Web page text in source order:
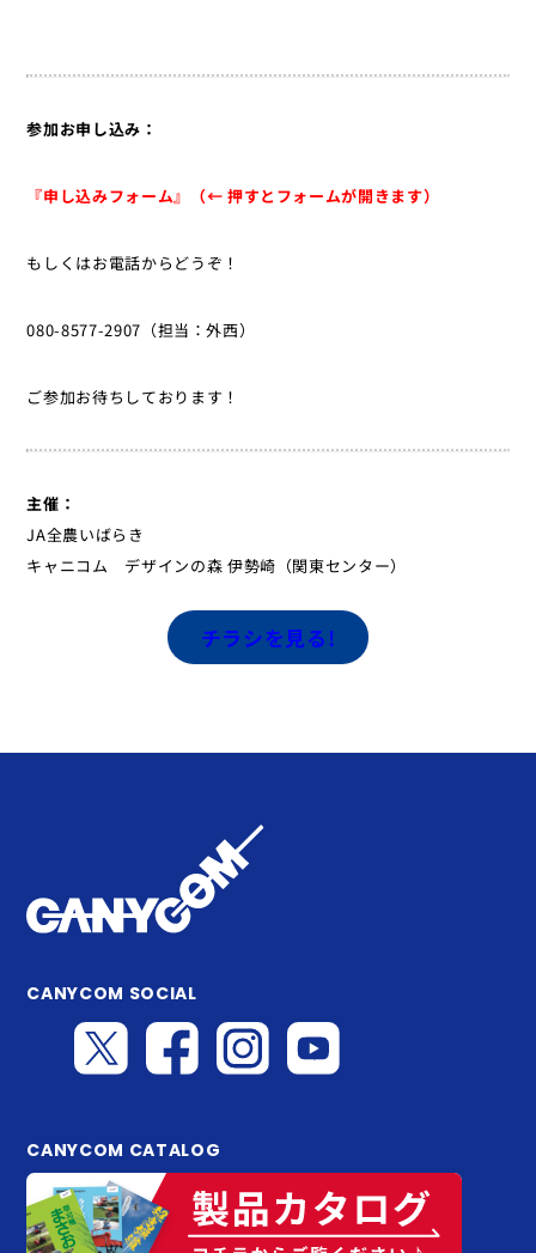
参加お申し込み：
『申し込みフォーム』（← 押すとフォームが開きます）
もしくはお電話からどうぞ！
080-8577-2907（担当：外西）
ご参加お待ちしております！
主催：
JA全農いばらき
キャニコム デザインの森 伊勢崎（関東センター）
チラシを見る!
CANYCOM SOCIAL
CANYCOM CATALOG